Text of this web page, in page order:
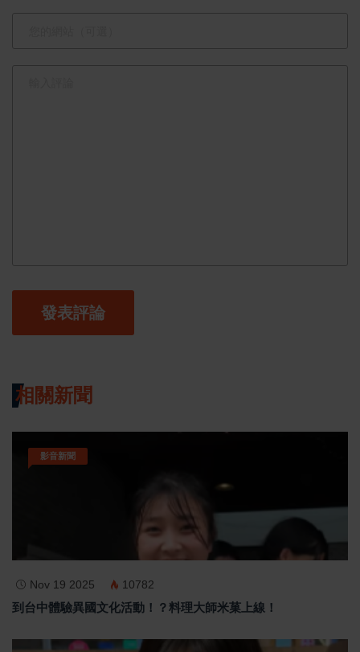
發表評論
相關新聞
影音新聞
Nov 19 2025 10782
到台中體驗異國文化活動！？料理大師米菓上線！